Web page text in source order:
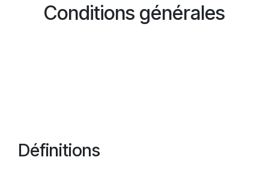
Conditions générales
Définitions